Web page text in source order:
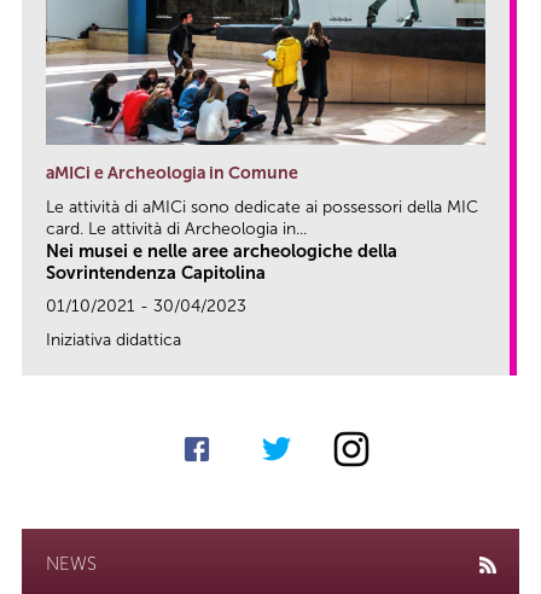
aMICi e Archeologia in Comune
Le attività di aMICi sono dedicate ai possessori della MIC
card. Le attività di Archeologia in...
Nei musei e nelle aree archeologiche della
Sovrintendenza Capitolina
01/10/2021 - 30/04/2023
Iniziativa didattica
NEWS